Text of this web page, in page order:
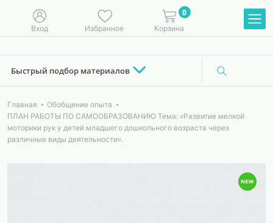
Вход Избранное
0
Корзина
Быстрый подбор материалов
Главная
Обобщение опыта
ПЛАН РАБОТЫ ПО САМООБРАЗОВАНИЮ Тема: «Развитие мелкой
моторики рук у детей младшего дошкольного возраста через
различные виды деятельности».